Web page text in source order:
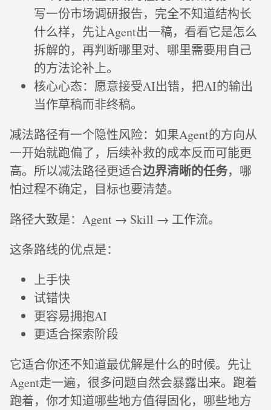
写一份市场调研报告，完全不知道结构长
什么样，先让Agent出一稿，看看它是怎么
拆解的，再判断哪里对、哪里需要用自己
的方法论补上。
核心心态：愿意接受AI出错，把AI的输出
当作草稿而非终稿。
减法路径有一个隐性风险：如果Agent的方向从
一开始就跑偏了，后续补救的成本反而可能更
高。所以减法路径更适合边界清晰的任务，哪
怕过程不确定，目标也要清楚。
路径大致是：Agent → Skill → 工作流。
这条路线的优点是：
上手快
试错快
更容易拥抱AI
更适合探索阶段
它适合你还不知道最优解是什么的时候。先让
Agent走一遍，很多问题自然会暴露出来。跑着
跑着，你才知道哪些地方值得固化，哪些地方